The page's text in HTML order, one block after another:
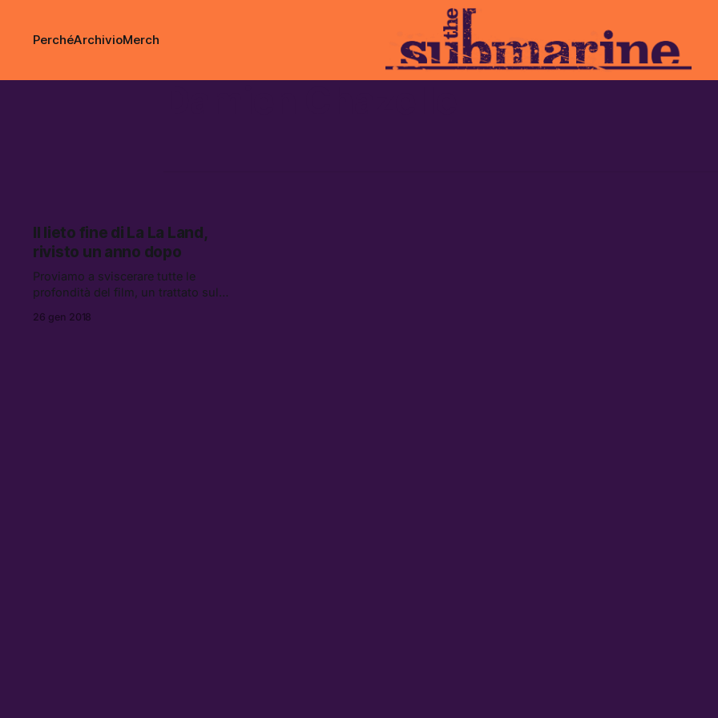
PerchéArchivioMerch
Il lieto fine di La La Land,
rivisto un anno dopo
Proviamo a sviscerare tutte le
profondità del film, un trattato sulle
anima.
26 gen 2018